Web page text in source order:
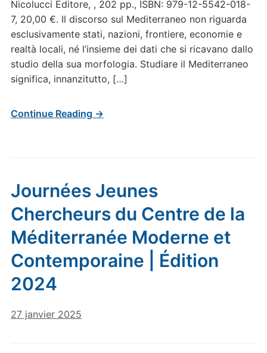
Nicolucci Editore, , 202 pp., ISBN: 979-12-5542-018-
7, 20,00 €. Il discorso sul Mediterraneo non riguarda
esclusivamente stati, nazioni, frontiere, economie e
realtà locali, né l’insieme dei dati che si ricavano dallo
studio della sua morfologia. Studiare il Mediterraneo
significa, innanzitutto, […]
Continue Reading →
Journées Jeunes
Chercheurs du Centre de la
Méditerranée Moderne et
Contemporaine | Édition
2024
27 janvier 2025